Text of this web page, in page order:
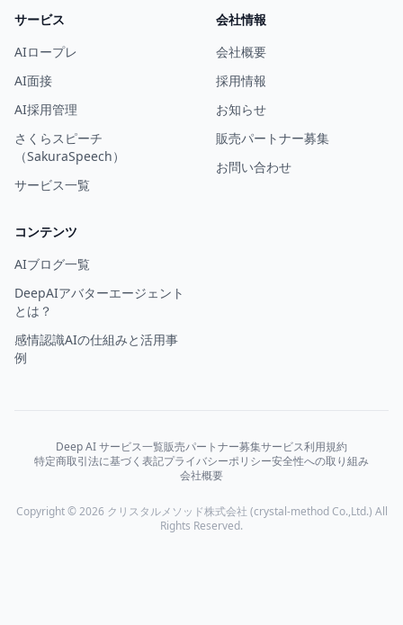
サービス
AIロープレ
AI面接
AI採用管理
さくらスピーチ
（SakuraSpeech）
サービス一覧
会社情報
会社概要
採用情報
お知らせ
販売パートナー募集
お問い合わせ
コンテンツ
AIブログ一覧
DeepAIアバターエージェント
とは？
感情認識AIの仕組みと活用事
例
Deep AI サービス一覧販売パートナー募集サービス利用規約
特定商取引法に基づく表記プライバシーポリシー安全性への取り組み
会社概要
Copyright © 2026 クリスタルメソッド株式会社 (crystal-method Co.,Ltd.) All
Rights Reserved.